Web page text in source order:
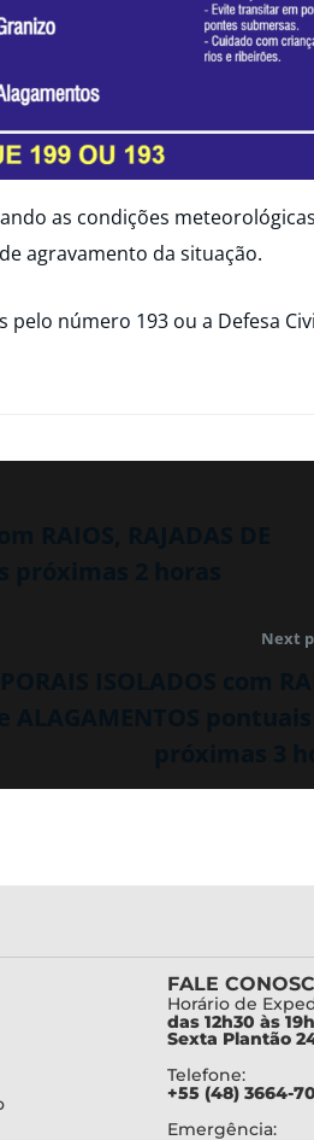
as condições
agravamento da situação.
pelo número 193 ou a Defesa
Next
FALE
Horário de
das 12h30 às
Sexta Plantão
Telefone:
+55 (48) 3664-
Emergência: